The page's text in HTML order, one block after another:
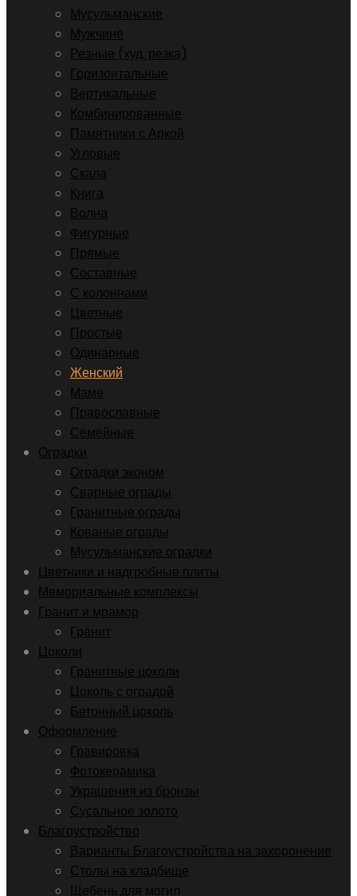
Мусульманские
Мужчине
Резные (худ. резка)
Горизонтальные
Вертикальные
Комбинированные
Памятники с Аркой
Угловые
Скала
Книга
Волна
Фигурные
Прямые
Составные
С колоннами
Цветные
Простые
Одинарные
Женский
Маме
Православные
Семейные
Оградки
Оградки эконом
Сварные ограды
Гранитные ограды
Кованые ограды
Мусульманские оградки
Цветники и надгробные плиты
Мемориальные комплексы
Гранит и мрамор
Гранит
Цоколи
Гранитные цоколи
Цоколь с оградой
Бетонный цоколь
Оформление
Гравировка
Фотокерамика
Украшения из бронзы
Сусальное золото
Благоустройство
Варианты Благоустройства на захоронение
Столы на кладбище
Щебень для могил